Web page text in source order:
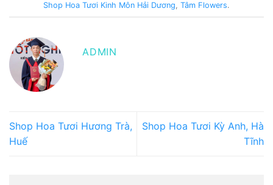
Shop Hoa Tươi Kinh Môn Hải Dương, Tâm Flowers.
ADMIN
Shop Hoa Tươi Hương Trà,
Huế
Shop Hoa Tươi Kỳ Anh, Hà
Tĩnh